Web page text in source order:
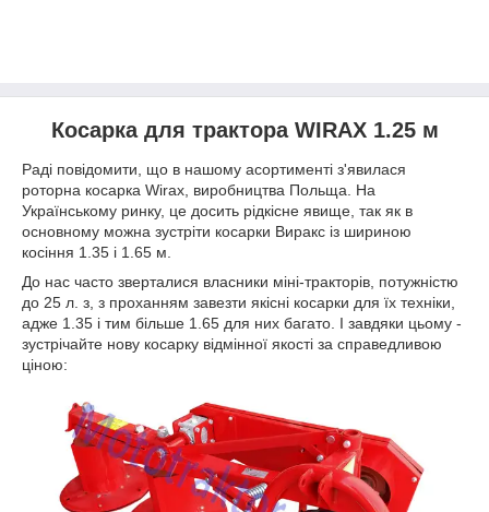
Косарка для трактора WIRAX 1.25 м
Раді повідомити, що в нашому асортименті з'явилася
роторна косарка Wirax, виробництва Польща. На
Українському ринку, це досить рідкісне явище, так як в
основному можна зустріти косарки Виракс із шириною
косіння 1.35 і 1.65 м.
До нас часто зверталися власники міні-тракторів, потужністю
до 25 л. з, з проханням завезти якісні косарки для їх техніки,
адже 1.35 і тим більше 1.65 для них багато. І завдяки цьому -
зустрічайте нову косарку відмінної якості за справедливою
ціною: